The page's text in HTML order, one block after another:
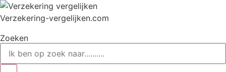
Ga
naar
inhoud
Verzekering-vergelijken.com
Zoeken